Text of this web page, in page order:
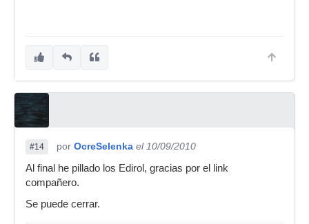
#14 por OcreSelenka el 10/09/2010
Al final he pillado los Edirol, gracias por el link
compañero.
Se puede cerrar.